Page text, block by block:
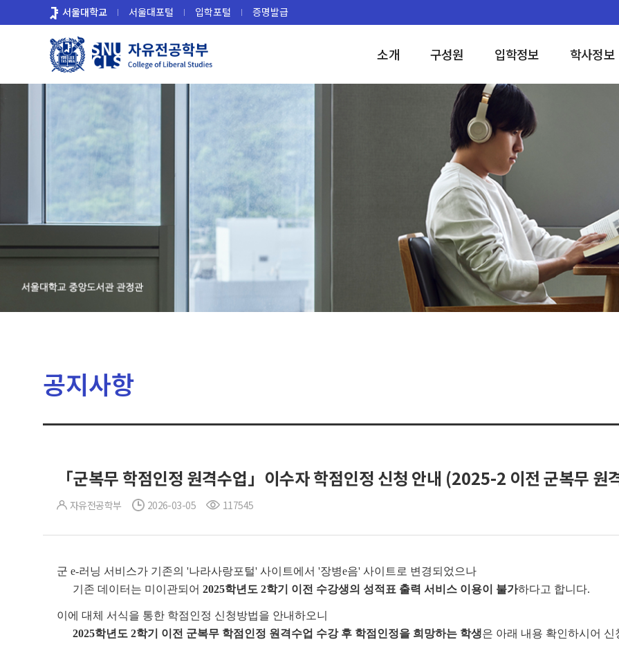
로
서울대학교 서울대포털 입학포털 증명발급
소개 구성원 입학정보 학사정보
공지사항
「군복무 학점인정 원격수업」이수자 학점인정 신청 안내 (2025-2 이전 군복무 원
자유전공학부 2026-03-05 117545
군 e-러닝 서비스가 기존의 '나라사랑포털' 사이트에서 '장병e음' 사이트로 변경되었으나
기존 데이터는 미이관되어 2025학년도 2학기 이전 수강생의 성적표 출력 서비스 이용이 불가하다고 합니다.
이에 대체 서식을 통한 학점인정 신청방법을 안내하오니
2025학년도 2학기 이전 군복무 학점인정 원격수업 수강 후 학점인정을 희망하는 학생은 아래 내용 확인하시어